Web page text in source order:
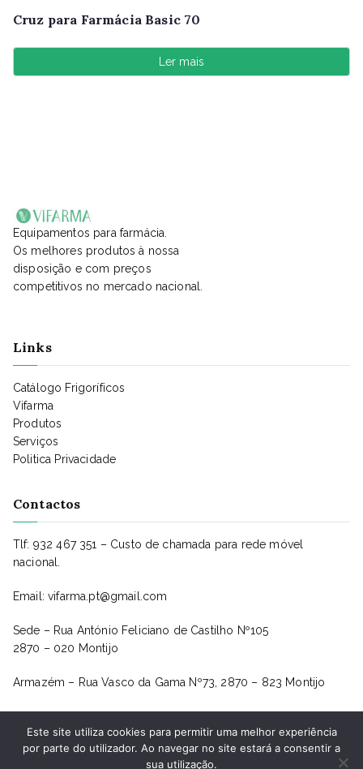
Cruz para Farmácia Basic 70
Ler mais
Equipamentos para farmácia.
Os melhores produtos à nossa
disposição e com preços
competitivos no mercado nacional.
Links
Catálogo Frigoríficos
Vifarma
Produtos
Serviços
Politica Privacidade
Contactos
Tlf: 932 467 351 – Custo de chamada para rede móvel
nacional.
Email: vifarma.pt@gmail.com
Sede – Rua António Feliciano de Castilho Nº105
2870 – 020 Montijo
Armazém – Rua Vasco da Gama Nº73, 2870 – 823 Montijo
Este site utiliza cookies para permitir uma melhor experiência
por parte do utilizador. Ao navegar no site estará a consentir a
sua utilização.